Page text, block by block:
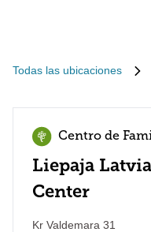
Todas las ubicaciones
Centro de
Liepaja
Center
Kr Valdemara 31